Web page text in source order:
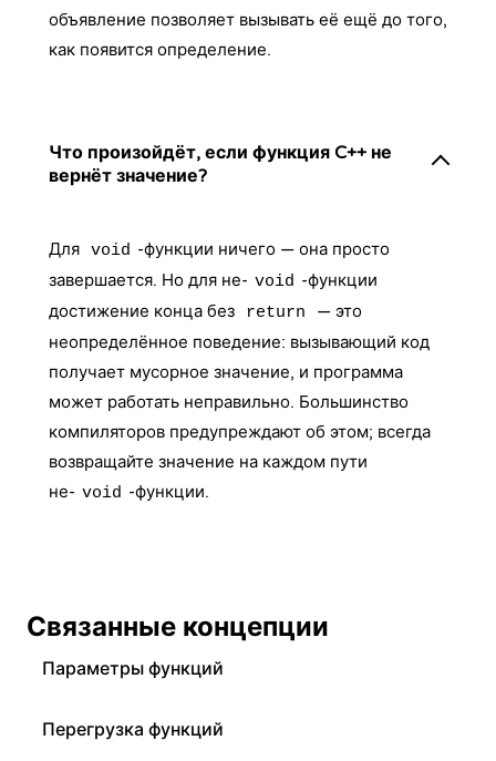
объявление позволяет вызывать её ещё до того,
как появится определение.
Что произойдёт, если функция C++ не
вернёт значение?
Для void -функции ничего — она просто
завершается. Но для не- void -функции
достижение конца без
return
— это
неопределённое поведение: вызывающий код
получает мусорное значение, и программа
может работать неправильно. Большинство
компиляторов предупреждают об этом; всегда
возвращайте значение на каждом пути
не- void -функции.
Связанные концепции
Параметры функций
Перегрузка функций